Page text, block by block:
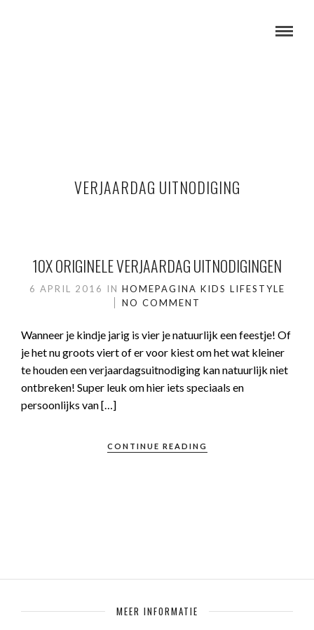
VERJAARDAG UITNODIGING
10X ORIGINELE VERJAARDAG UITNODIGINGEN
6 APRIL 2016 IN HOMEPAGINA KIDS LIFESTYLE
NO COMMENT
Wanneer je kindje jarig is vier je natuurlijk een feestje! Of
je het nu groots viert of er voor kiest om het wat kleiner
te houden een verjaardagsuitnodiging kan natuurlijk niet
ontbreken! Super leuk om hier iets speciaals en
persoonlijks van […]
CONTINUE READING
MEER INFORMATIE